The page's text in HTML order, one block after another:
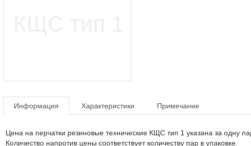
Информация Характеристики Примечание
Цена на перчатки резиновые технические КЩС тип 1 указана за одну
Количество напротив цены соответствует количеству пар в упаковке.